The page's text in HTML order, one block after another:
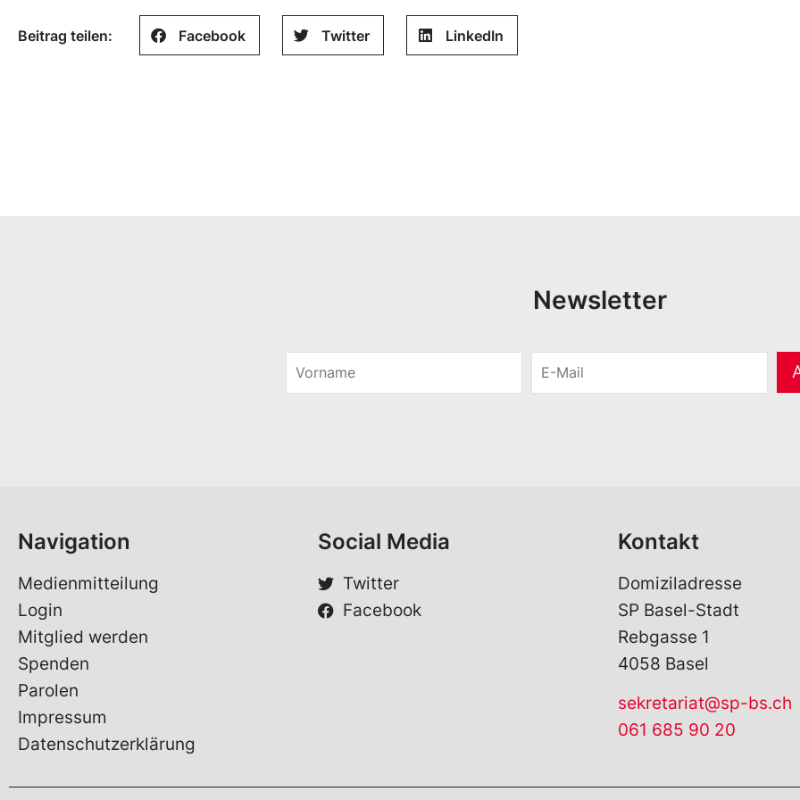
Beitrag teilen: Facebook Twitter LinkedIn
Newsletter
r
M
Navigation
Medienmitteilung
Login
Mitglied werden
Spenden
Parolen
Impressum
Datenschutzerklärung
Social Media
Twitter
Facebook
Kontakt
Domiziladresse
SP Basel-Stadt
Rebgasse 1
4058 Basel
sekretariat@sp-bs.ch
061 685 90 20